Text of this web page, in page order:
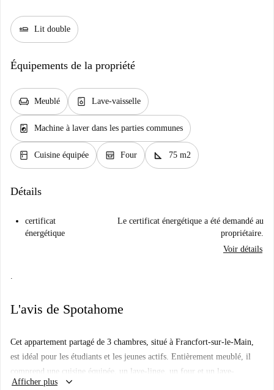
airline_seat_flat Lit double
Équipements de la propriété
chair Meublé dishwasher_gen Lave-vaisselle
local_laundry_service Machine à laver dans les parties communes
kitchen Cuisine équipée oven_gen Four square_foot 75 m2
Détails
certificat
énergétique
Le certificat énergétique a été demandé au
propriétaire.
Voir détails
.
L'avis de Spotahome
Cet appartement partagé de 3 chambres, situé à Francfort-sur-le-Main,
est idéal pour les étudiants et les jeunes actifs. Entièrement meublé, il
comprend une cuisine équipée, un lave-linge, un four et un lave-
vaisselle. Toutes les charges (électricité, eau, gaz et Wi-Fi) sont
Afficher plus keyboard_arrow_down